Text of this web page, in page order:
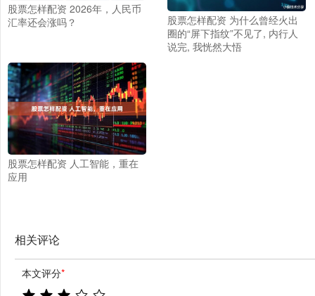
股票怎样配资 2026年，人民币
汇率还会涨吗？
股票怎样配资 为什么曾经火出
圈的“屏下指纹”不见了, 内行人
说完, 我恍然大悟
股票怎样配资 人工智能，重在
应用
相关评论
本文评分*